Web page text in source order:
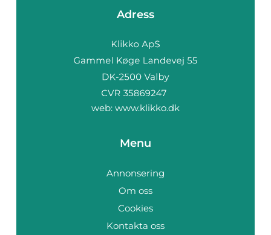
Adress
web: www.klikko.dk
Menu
Annonsering
Om oss
Cookies
Kontakta oss